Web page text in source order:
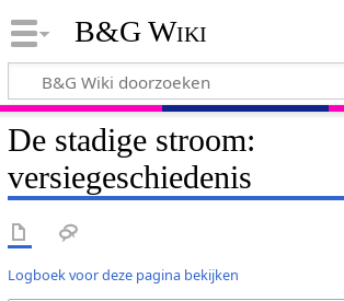
B&G Wiki
De stadige stroom:
versiegeschiedenis
Logboek voor deze pagina bekijken